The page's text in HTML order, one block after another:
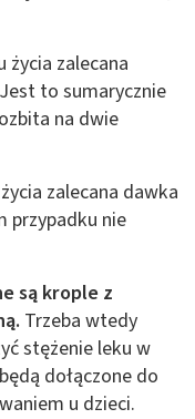
życia zalecana
to sumarycznie
na dwie
zalecana dawka
przypadku nie
są krople z
Trzeba wtedy
stężenie leku w
dołączone do
u dzieci.